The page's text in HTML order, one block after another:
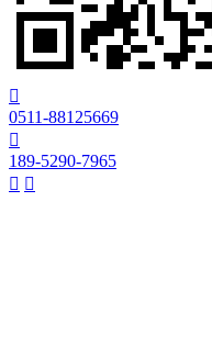

0511-88125669

189-5290-7965
 